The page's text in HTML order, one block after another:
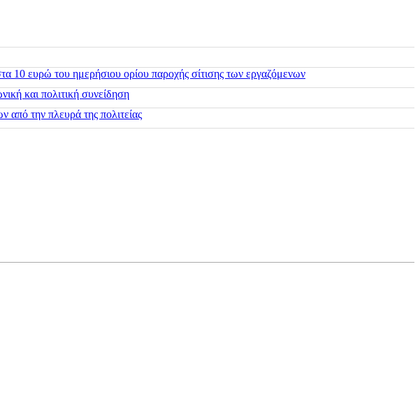
10 ευρώ του ημερήσιου ορίου παροχής σίτισης των εργαζόμενων
και πολιτική συνείδηση
από την πλευρά της πολιτείας